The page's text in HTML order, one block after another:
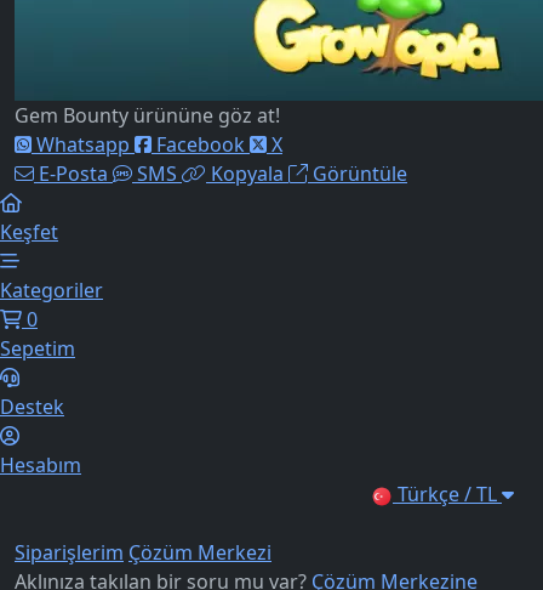
Gem Bounty ürününe göz at!
Whatsapp
Facebook
X
E-Posta
SMS Kopyala Görüntüle
Keşfet
Kategoriler
0
Sepetim
Destek
Hesabım
Türkçe / TL
Siparişlerim Çözüm Merkezi
Aklınıza takılan bir soru mu var? Çözüm Merkezine